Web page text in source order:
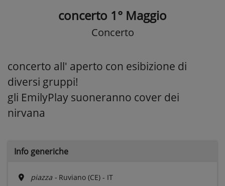
concerto 1° Maggio
Concerto
concerto all' aperto con esibizione di
diversi gruppi!
gli EmilyPlay suoneranno cover dei
nirvana
Info generiche
piazza - Ruviano (CE) - IT